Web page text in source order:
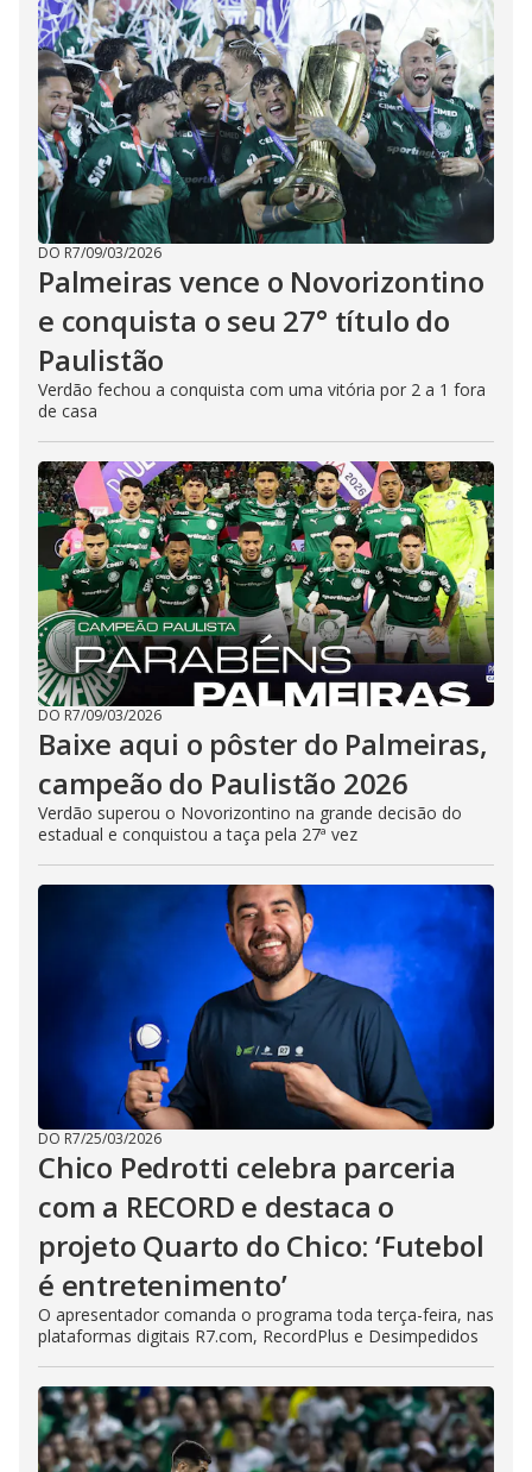
DO R7/09/03/2026
Palmeiras vence o Novorizontino
e conquista o seu 27° título do
Paulistão
Verdão fechou a conquista com uma vitória por 2 a 1 fora
de casa
DO R7/09/03/2026
Baixe aqui o pôster do Palmeiras,
campeão do Paulistão 2026
Verdão superou o Novorizontino na grande decisão do
estadual e conquistou a taça pela 27ª vez
DO R7/25/03/2026
Chico Pedrotti celebra parceria
com a RECORD e destaca o
projeto Quarto do Chico: ‘Futebol
é entretenimento’
O apresentador comanda o programa toda terça-feira, nas
plataformas digitais R7.com, RecordPlus e Desimpedidos